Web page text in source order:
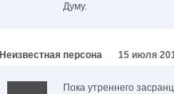
Думу.
Неизвестная персона 15 июля
Пока утреннего